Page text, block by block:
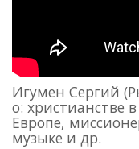
Игумен Сергий
о: христианстве
Европе,
музыке и др.